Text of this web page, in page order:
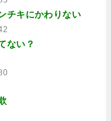
チキにかわりない
ない？